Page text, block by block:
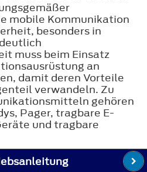
mobile Kommunikation
besonders in
muss beim Einsatz
an
damit deren Vorteile
verwandeln. Zu
gehören
Pager, tragbare E-
und tragbare